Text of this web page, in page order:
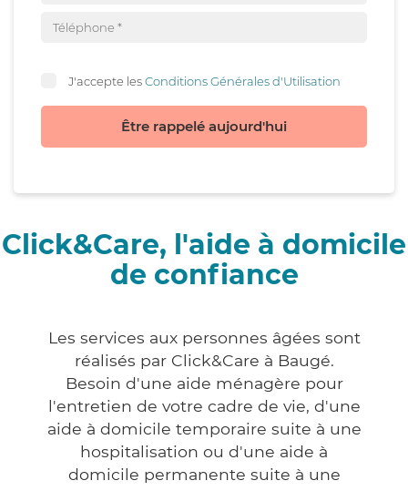
J'accepte lesConditions Générales d'Utilisation
Être rappelé aujourd'hui
Click&Care, l'aide à domicile
de confiance
Les services aux personnes âgées sont
réalisés par Click&Care à Baugé.
Besoin d'une aide ménagère pour
l'entretien de votre cadre de vie, d'une
aide à domicile temporaire suite à une
hospitalisation ou d'une aide à
domicile permanente suite à une